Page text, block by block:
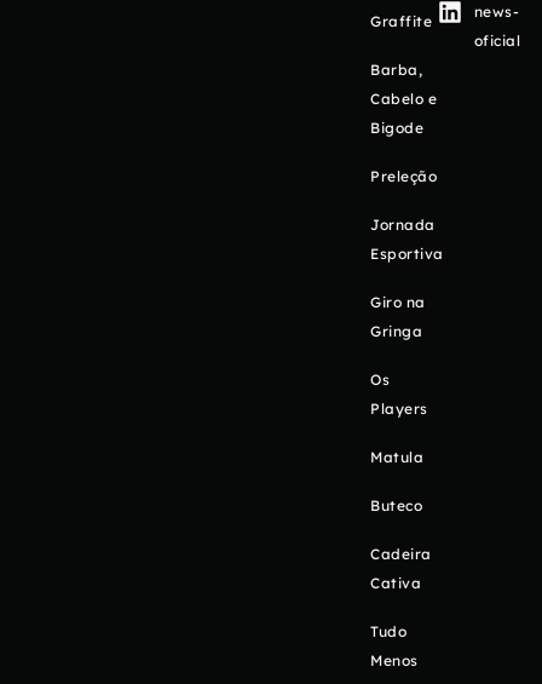
Graffite
Barba,
Cabelo e
Bigode
Preleção
Jornada
Esportiva
Giro na
Gringa
Os
Players
Matula
Buteco
Cadeira
Cativa
Tudo
Menos
news-
oficial